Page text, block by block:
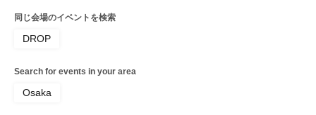
同じ会場のイベントを検索
DROP
Search for events in your area
Osaka